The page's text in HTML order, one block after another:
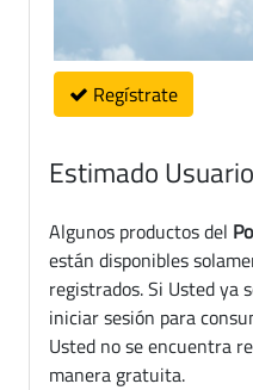
Regístrate
Estimado Usuario
Algunos productos del
están disponibles
registrados. Si Usted ya
iniciar sesión para
Usted no se encuentra
manera gratuita.